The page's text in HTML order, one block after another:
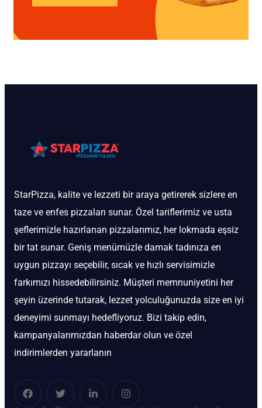
StarPizza, kalite ve lezzeti bir araya getirerek sizlere en
taze ve enfes pizzaları sunar. Özel tariflerimiz ve usta
şeflerimizle hazırlanan pizzalarımız, her lokmada eşsiz
bir tat sunar. Geniş menümüzle damak tadınıza en
uygun pizzayı seçebilir, sıcak ve hızlı servisimizle
farkımızı hissedebilirsiniz. Müşteri memnuniyetini her
şeyin üzerinde tutarak, lezzet yolculuğunuzda size en iyi
deneyimi sunmayı hedefliyoruz. Bizi takip edin,
kampanyalarımızdan haberdar olun ve özel
indirimlerden yararlanın